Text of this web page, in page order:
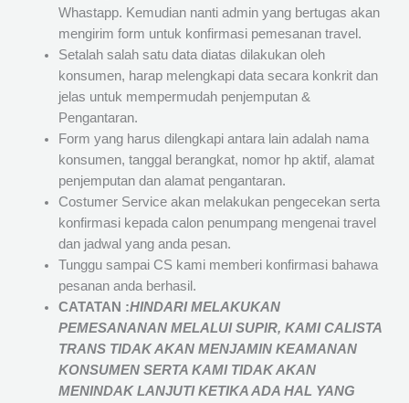
Whastapp. Kemudian nanti admin yang bertugas akan
mengirim form untuk konfirmasi pemesanan travel.
Setalah salah satu data diatas dilakukan oleh
konsumen, harap melengkapi data secara konkrit dan
jelas untuk mempermudah penjemputan &
Pengantaran.
Form yang harus dilengkapi antara lain adalah nama
konsumen, tanggal berangkat, nomor hp aktif, alamat
penjemputan dan alamat pengantaran.
Costumer Service akan melakukan pengecekan serta
konfirmasi kepada calon penumpang mengenai travel
dan jadwal yang anda pesan.
Tunggu sampai CS kami memberi konfirmasi bahawa
pesanan anda berhasil.
CATATAN :HINDARI MELAKUKAN
PEMESANANAN MELALUI SUPIR, KAMICALISTA
TRANSTIDAK AKAN MENJAMINKEAMANAN
KONSUMEN SERTA KAMI TIDAK AKAN
MENINDAK LANJUTI KETIKA ADA HAL YANG